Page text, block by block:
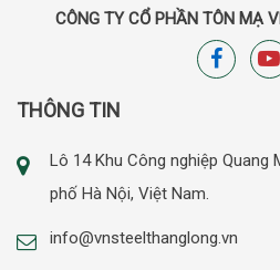
CÔNG TY CỔ PHẦN TÔN MẠ
THÔNG TIN
Lô 14 Khu Công nghiệp Quang
phố Hà Nội, Việt Nam.
info@vnsteelthanglong.vn